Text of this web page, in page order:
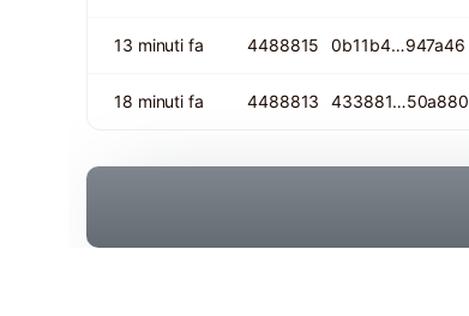
13 minuti fa 4488815 0b11b4…947a46
18 minuti fa 4488813 433881…50a880